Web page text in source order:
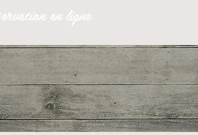
en ligne